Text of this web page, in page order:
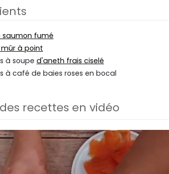
saumon fumé
à point
à soupe d'aneth frais ciselé
à café de baies roses en bocal
recettes en vidéo